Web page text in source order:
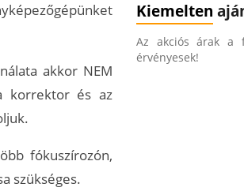
akkor NEM
korrektor és az
fókuszírozón,
szükséges.
Kiemelten
Az akciós árak a
érvényesek!